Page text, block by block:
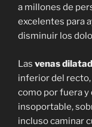
a millones de
excelentes para
disminuir los
Las venas
inferior del
como por fuera
insoportable,
incluso caminar